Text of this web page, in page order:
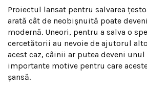
Proiectul lansat pentru salvarea
arată cât de neobișnuită poate
modernă. Uneori, pentru a salva o
cercetătorii au nevoie de ajutorul
acest caz, câinii ar putea deveni
importante motive pentru care
șansă.